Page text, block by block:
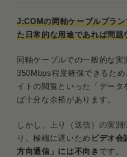
J:COMの同軸ケーブルプラ
た日常的な用途であれば問題
同軸ケーブルでの一般的な
350Mbps程度確保できるた
イトの閲覧といった「デー
ば十分な余裕があります。
しかし、上り（送信）の実
り、極端に遅いため ビデオ会
方向通信」には不向き です。